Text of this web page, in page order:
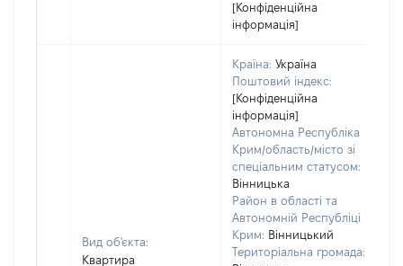
[Конфіденційна
інформація]
Вид об'єкта:
Квартира
Країна: Україна
Поштовий індекс:
[Конфіденційна
інформація]
Автономна Республіка
Крим/область/місто зі
спеціальним статусом:
Вінницька
Район в області та
Автономній Республіці
Крим: Вінницький
Територіальна громада: